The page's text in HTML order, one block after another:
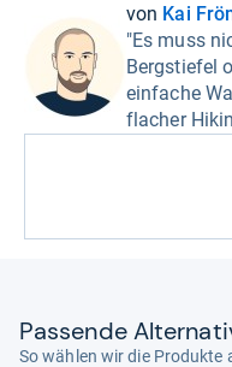
von Kai
"Es muss
Bergstiefel
einfache
flacher
Pas­sende
So wählen wir die Produkte